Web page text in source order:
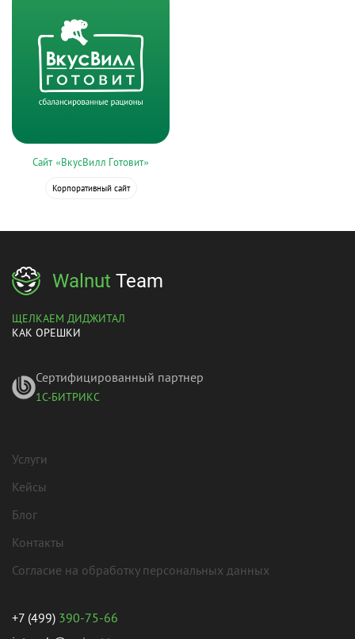
Сайт «ВкусВилл Готовит»
Корпоративный сайт
Walnut Team
ЩЕЛКАЕМ ДИДЖИТАЛ
КАК ОРЕШКИ
Сертифицированный партнер
1С-БИТРИКС
Услуги
Кейсы
Блог
Контакты
Согласие на обработку персональных данных
+7 (499) 390-75-66